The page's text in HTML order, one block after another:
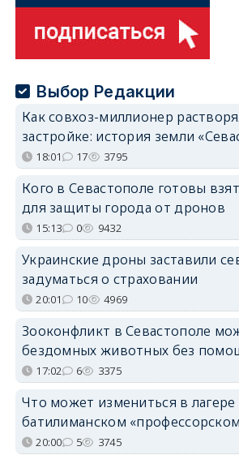
Выбор Редакции
Как совхоз-миллионер
застройке: история земли
18:01 17 3795
Кого в Севастополе готовы
для защиты города от дронов
15:13 0 9432
Украинские дроны заставили
задуматься о страховании
20:01 10 4969
Зооконфликт в Севастополе
бездомных животных без
17:02 6 3375
Что может измениться в лагере
батилиманском
20:00 5 3745